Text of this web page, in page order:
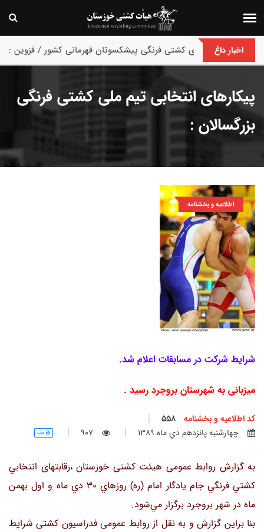
اخبار داغ
پایان رقابت های کشتی فرنگی پیشکسوتان قهرمانی کشور / قزوین :
پیکارهای انتخابی تیم ملی کشتی فرنگی
بزرگسالان :
اطلاعیه و بخشنامه
شرايط شركت در مسابقات اعلام شد.
میزبانی به شهرستان بروجرد رسید .
کد اطلاعیه و بخشنامه
چهارشنبه پانزدهم دي ماه 1389
907 چاپ
به گزارش روابط عمومی هیئت کشتی خوزستان ،رقابتهای انتخابي
كشتي فرنگي جام يادگار امام (ره) روزهاي 30 دي ماه و اول بهمن
ماه در شهر بروجرد برگزار مي‌شود.
بنا براین گزارش و به نقل از روابط عمومی فدراسیون کشتی شرايط